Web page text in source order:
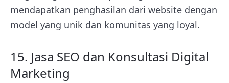
mendapatkan penghasilan dari website dengan
model yang unik dan komunitas yang loyal.
15. Jasa SEO dan Konsultasi Digital
Marketing